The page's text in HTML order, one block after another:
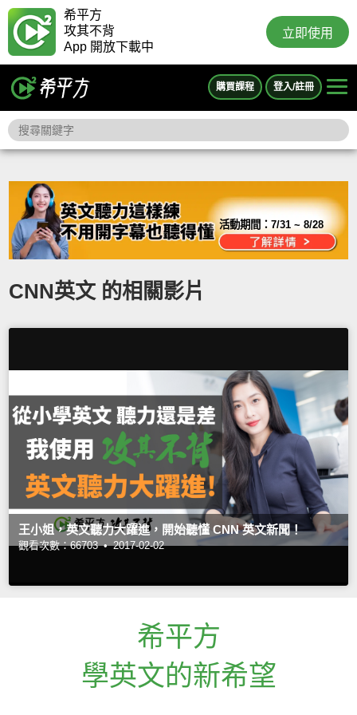
希平方
攻其不背
App 開放下載中
立即使用
購買課程 登入/註冊
活動期間：7/31 ~ 8/28
CNN英文 的相關影片
王小姐，英文聽力大躍進，開始聽懂 CNN 英文新聞！
觀看次數：66703 • 2017-02-02
希平方
學英文的新希望